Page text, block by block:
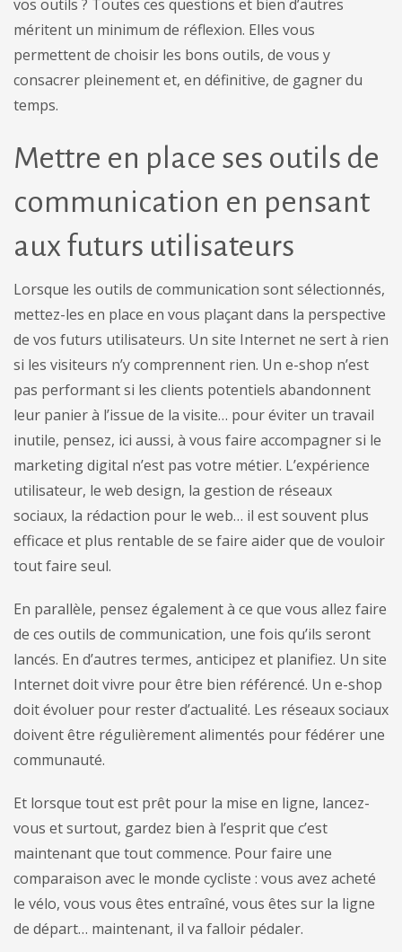
vos outils ? Toutes ces questions et bien d’autres
méritent un minimum de réflexion. Elles vous
permettent de choisir les bons outils, de vous y
consacrer pleinement et, en définitive, de gagner du
temps.
Mettre en place ses outils de
communication en pensant
aux futurs utilisateurs
Lorsque les outils de communication sont sélectionnés,
mettez-les en place en vous plaçant dans la perspective
de vos futurs utilisateurs. Un site Internet ne sert à rien
si les visiteurs n’y comprennent rien. Un e-shop n’est
pas performant si les clients potentiels abandonnent
leur panier à l’issue de la visite… pour éviter un travail
inutile, pensez, ici aussi, à vous faire accompagner si le
marketing digital n’est pas votre métier. L’expérience
utilisateur, le web design, la gestion de réseaux
sociaux, la rédaction pour le web… il est souvent plus
efficace et plus rentable de se faire aider que de vouloir
tout faire seul.
En parallèle, pensez également à ce que vous allez faire
de ces outils de communication, une fois qu’ils seront
lancés. En d’autres termes, anticipez et planifiez. Un site
Internet doit vivre pour être bien référencé. Un e-shop
doit évoluer pour rester d’actualité. Les réseaux sociaux
doivent être régulièrement alimentés pour fédérer une
communauté.
Et lorsque tout est prêt pour la mise en ligne, lancez-
vous et surtout, gardez bien à l’esprit que c’est
maintenant que tout commence. Pour faire une
comparaison avec le monde cycliste : vous avez acheté
le vélo, vous vous êtes entraîné, vous êtes sur la ligne
de départ… maintenant, il va falloir pédaler.